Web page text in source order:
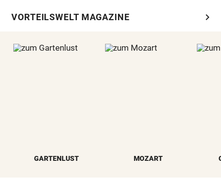
VORTEILSWELT MAGAZINE chevron_right
GARTENLUST MOZART